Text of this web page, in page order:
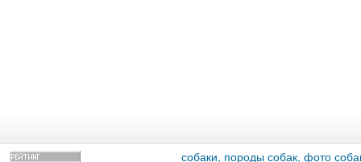
собаки, породы собак, фото